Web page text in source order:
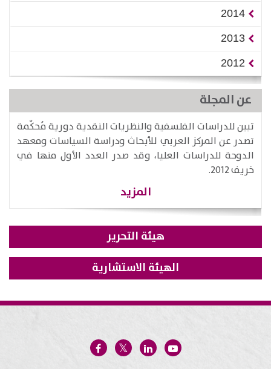
2014
2013
2012
عن المجلة
تبين للدراسات الفلسفية والنظريات النقدية دورية مُحكّمة
تصدر عن المركز العربي للأبحاث ودراسة السياسات ومعهد
الدوحة للدراسات العليا، وقد صدر العدد الأول منها في
خريف 2012.
المزيد
هيئة التحرير
الهيئة الاستشارية